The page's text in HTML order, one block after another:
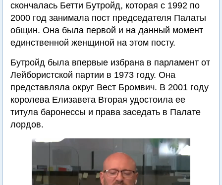
скончалась Бетти Бутройд, которая с 1992 по
2000 год занимала пост председателя Палаты
общин. Она была первой и на данный момент
единственной женщиной на этом посту.
Бутройд была впервые избрана в парламент от
Лейбористской партии в 1973 году. Она
представляла округ Вест Бромвич. В 2001 году
королева Елизавета Вторая удостоила ее
титула баронессы и права заседать в Палате
лордов.